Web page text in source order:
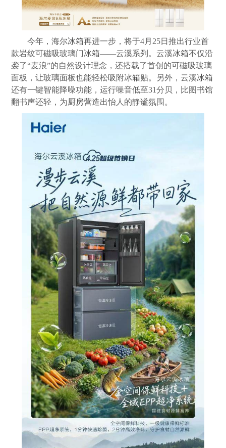
今年，海尔冰箱再进一步，将于4月25日推出行业首
款岩纹可磁吸玻璃门冰箱——云溪系列。云溪冰箱不仅沿
袭了“麦浪”的自然设计理念，还搭载了首创的可磁吸玻璃
面板，让玻璃面板也能轻松吸附冰箱贴。另外，云溪冰箱
还有一键智能降噪功能，运行噪音低至31分贝，比图书馆
翻书声还轻，为厨房营造出怡人的静谧氛围。